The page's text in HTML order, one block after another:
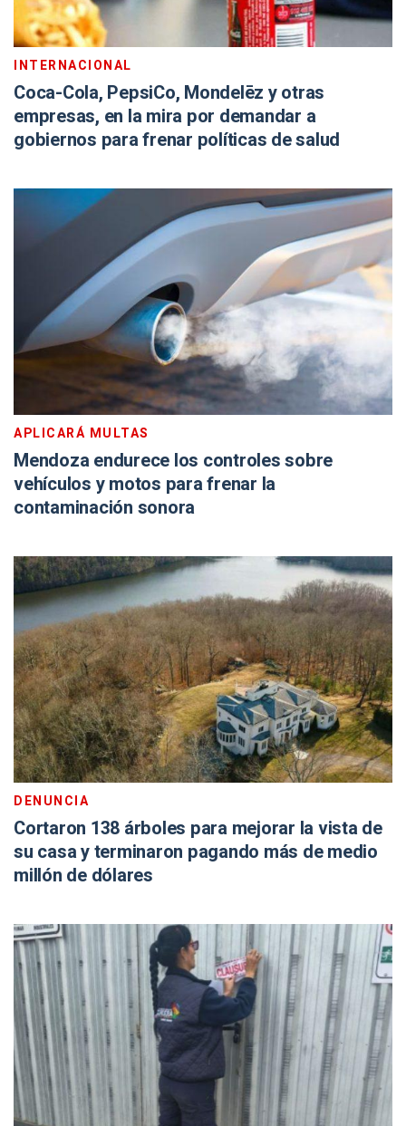
INTERNACIONAL
Coca-Cola, PepsiCo, Mondelēz y otras
empresas, en la mira por demandar a
gobiernos para frenar políticas de salud
APLICARÁ MULTAS
Mendoza endurece los controles sobre
vehículos y motos para frenar la
contaminación sonora
DENUNCIA
Cortaron 138 árboles para mejorar la vista de
su casa y terminaron pagando más de medio
millón de dólares